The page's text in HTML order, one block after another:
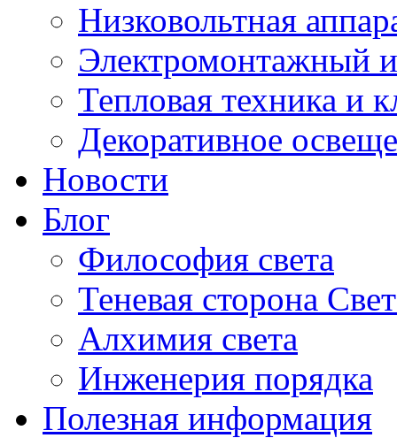
Низковольтная
Электромонтажный
Тепловая техника и
Декоративное
Новости
Блог
Философия света
Теневая сторона
Алхимия света
Инженерия порядка
Полезная информация